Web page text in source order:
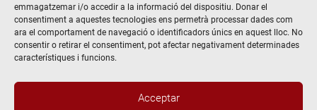
emmagatzemar i/o accedir a la informació del dispositiu. Donar el
consentiment a aquestes tecnologies ens permetrà processar dades com
ara el comportament de navegació o identificadors únics en aquest lloc. No
consentir o retirar el consentiment, pot afectar negativament determinades
característiques i funcions.
Acceptar